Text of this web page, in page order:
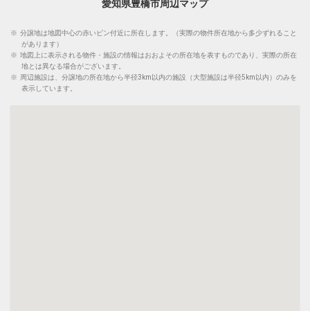
愛知県豊橋市周辺マップ
※ 分譲地は地図中心の赤いピン付近に所在します。（実際の物件所在地から多少ずれること
があります）
※ 地図上に表示される物件・施設の情報はおおよその所在地を表すものであり、実際の所在
地とは異なる場合がございます。
※
周辺施設は、分譲地の所在地から半径3km以内の施設（大型施設は半径5km以内）のみを
表示しています。